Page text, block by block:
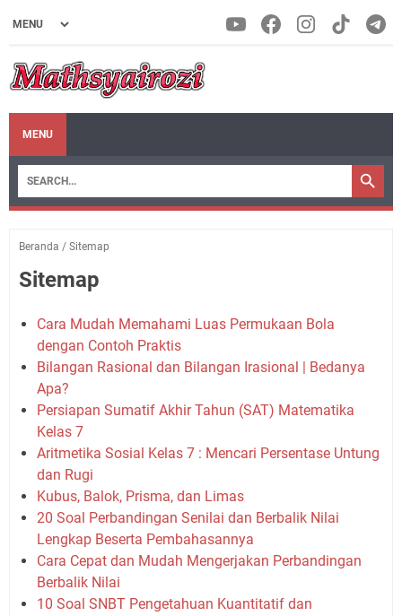
MENU
Beranda / Sitemap
Sitemap
Cara Mudah Memahami Luas Permukaan Bola
dengan Contoh Praktis
Bilangan Rasional dan Bilangan Irasional | Bedanya
Apa?
Persiapan Sumatif Akhir Tahun (SAT) Matematika
Kelas 7
Aritmetika Sosial Kelas 7 : Mencari Persentase Untung
dan Rugi
Kubus, Balok, Prisma, dan Limas
20 Soal Perbandingan Senilai dan Berbalik Nilai
Lengkap Beserta Pembahasannya
Cara Cepat dan Mudah Mengerjakan Perbandingan
Berbalik Nilai
10 Soal SNBT Pengetahuan Kuantitatif dan